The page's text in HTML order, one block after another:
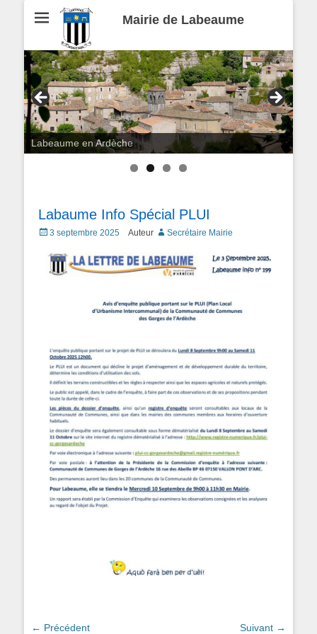
Mairie de Labeaume
Labeaume en Ardèche
Labaume Info Spécial PLUI
Posted
3 septembre 2025 Auteur Secrétaire Mairie
Navigation
← Précédent Suivant →